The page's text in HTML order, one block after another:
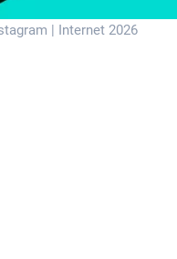
| Internet 2026